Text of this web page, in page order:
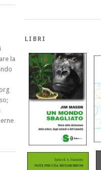
la
LIBRI